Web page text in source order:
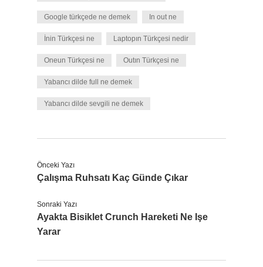
Google türkçede ne demek In out ne
İnin Türkçesi ne Laptopın Türkçesi nedir
Oneun Türkçesi ne Outın Türkçesi ne
Yabancı dilde full ne demek
Yabancı dilde sevgili ne demek
Önceki Yazı
Çalışma Ruhsatı Kaç Günde Çıkar
Sonraki Yazı
Ayakta Bisiklet Crunch Hareketi Ne Işe
Yarar